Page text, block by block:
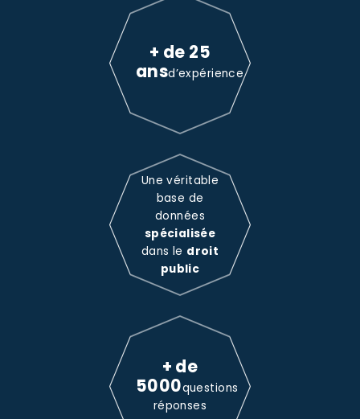
+ de 25
ansd’expérience
Une véritable
base de
données
spécialisée
dans le droit
public
+ de
5000questions
réponses